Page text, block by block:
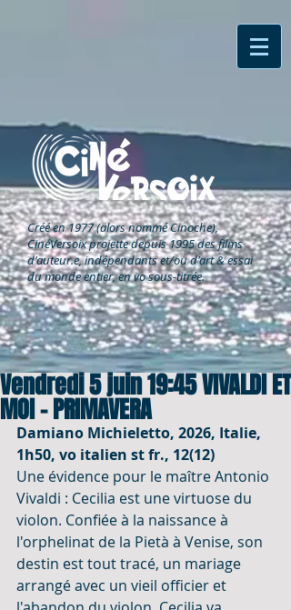
Créé en 1977 (alors nommé Cinoche),
CinéVersoixprojette depuis 1995 des films
d'auteur.e, indépendants et/ou d'art & essai
du monde entier, en vo sous-titrée.
Vendredi 5 juin 19:45 VIVALDI ET
MOI - PRIMAVERA
Damiano Michieletto, 2026, Italie,
1h50, vo italien st fr., 12(12)
Une évidence pour le maître Antonio
Vivaldi : Cecilia est une virtuose du
violon. Confiée à la naissance à
l'orphelinat de la Pietà à Venise, son
destin est tout tracé, un mariage
arrangé avec un vieil officier et